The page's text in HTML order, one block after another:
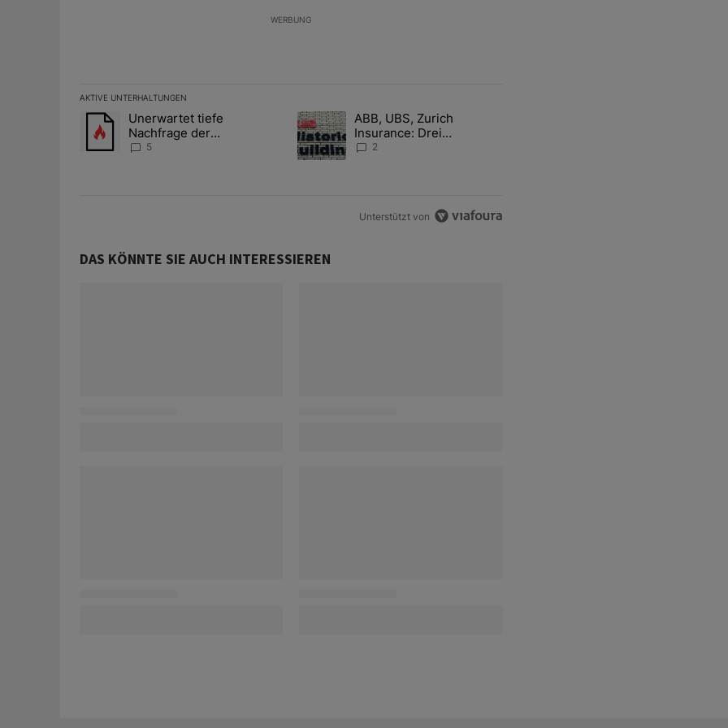
WERBUNG
AKTIVE UNTERHALTUNGEN
Das Folgende ist eine Liste der am meisten kommentierten Artikel der letzten 7 days.
Ein Trendartikel mit dem Titel "Unerwartet tiefe Nachfrage der Zentralbanken könnte Goldpreis weiter belasten" mit 5
Unerwartet tiefe
Nachfrage der
Zentralbanken könnte
5
Ein Trendartikel mit dem Titel "ABB, UBS, Zurich Insurance: Drei Schweizer
ABB, UBS, Zurich
Insurance: Drei
Schweizer Aktien auf der
2
Unterstützt von
DAS KÖNNTE SIE AUCH INTERESSIEREN